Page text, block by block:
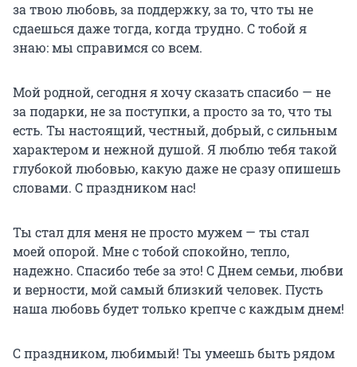
за твою любовь, за поддержку, за то, что ты не
сдаешься даже тогда, когда трудно. С тобой я
знаю: мы справимся со всем.
Мой родной, сегодня я хочу сказать спасибо — не
за подарки, не за поступки, а просто за то, что ты
есть. Ты настоящий, честный, добрый, с сильным
характером и нежной душой. Я люблю тебя такой
глубокой любовью, какую даже не сразу опишешь
словами. С праздником нас!
Ты стал для меня не просто мужем — ты стал
моей опорой. Мне с тобой спокойно, тепло,
надежно. Спасибо тебе за это! С Днем семьи, любви
и верности, мой самый близкий человек. Пусть
наша любовь будет только крепче с каждым днем!
С праздником, любимый! Ты умеешь быть рядом